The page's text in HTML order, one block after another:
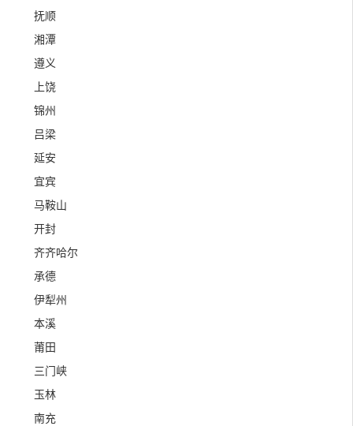
抚顺
湘潭
遵义
上饶
锦州
吕梁
延安
宜宾
马鞍山
开封
齐齐哈尔
承德
伊犁州
本溪
莆田
三门峡
玉林
南充